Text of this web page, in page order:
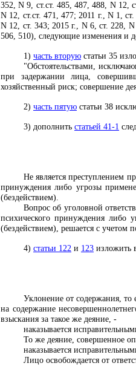
352, N 9, ст.ст. 485, 487, 488, N 12,
N 12, ст.ст. 471, 477; 2011 г., N 1,
N 12, ст. 343; 2015 г., N 6, ст. 228,
506, 510), следующие изменения и
1) часть вторую статьи 35
"Обстоятельствами,
при задержании лица,
хозяйственный риск; совершение
2) часть пятую статьи 38
3) дополнить статьей 41-1
Не является преступлением
принуждения либо угрозы
(бездействием).
Вопрос об уголовной
психического принуждения либо
(бездействием), решается с учетом
4) статьи 122 и 123 изложить
Уклонение от содержания,
на содержание
взыскания за такое же деяние, -
наказывается
То же деяние, совершенное
наказывается
Лицо освобождается от